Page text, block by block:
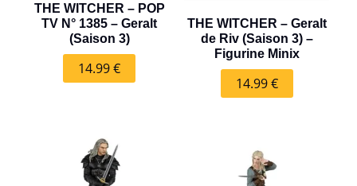
THE WITCHER – POP
TV N° 1385 – Geralt
(Saison 3)
14.99€
THE WITCHER – Geralt
de Riv (Saison 3) –
Figurine Minix
14.99€